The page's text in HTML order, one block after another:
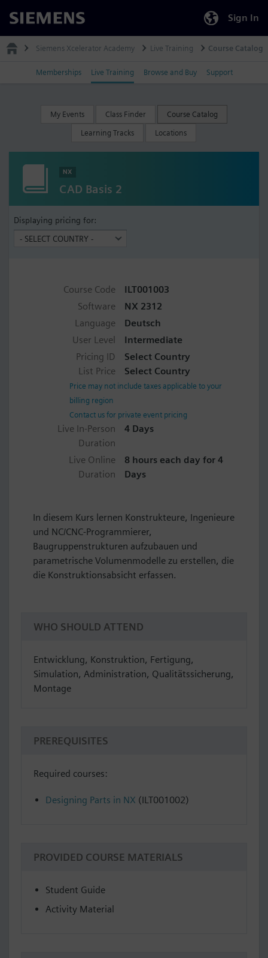
Siemens Sign In
Siemens Xcelerator Academy Live Training Course Catalog
Memberships Live Training Browse and Buy Support
My Events Class Finder Course Catalog
Learning Tracks Locations
NX
CAD Basis 2
Displaying pricing for:
Course Code
ILT001003
Software
NX 2312
Language
Deutsch
User Level
Intermediate
Pricing ID
Select Country
List Price
Select Country
Price may not include taxes applicable to your
billing region
Contact us for private event pricing
Live In-Person
Duration
4 Days
Live Online
Duration
8 hours each day for 4
Days
In diesem Kurs lernen Konstrukteure, Ingenieure
und NC/CNC-Programmierer,
Baugruppenstrukturen aufzubauen und
parametrische Volumenmodelle zu erstellen, die
die Konstruktionsabsicht erfassen.
WHO SHOULD ATTEND
Entwicklung, Konstruktion, Fertigung,
Simulation, Administration, Qualitätssicherung,
Montage
PREREQUISITES
Required courses:
Designing Parts in NX (ILT001002)
PROVIDED COURSE MATERIALS
Student Guide
Activity Material